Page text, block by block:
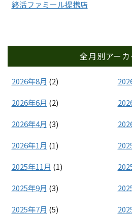
終活ファミール提携店
全月別アー
2026年8月 (2)
2026年6月 (2)
2026年4月 (3)
2026年1月 (1)
2025年11月 (1)
2025年9月 (3)
2025年7月 (5)